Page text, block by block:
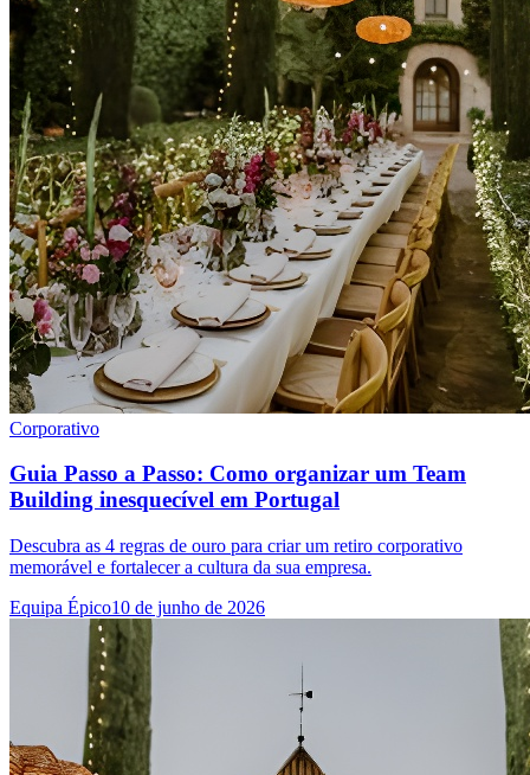
Corporativo
Guia Passo a Passo: Como organizar um Team
Building inesquecível em Portugal
Descubra as 4 regras de ouro para criar um retiro corporativo
memorável e fortalecer a cultura da sua empresa.
Equipa Épico10 de junho de 2026